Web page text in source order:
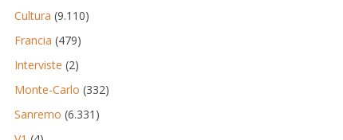
Cultura (9.110)
Francia (479)
Interviste (2)
Monte-Carlo (332)
Sanremo (6.331)